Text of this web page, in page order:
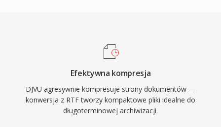
Efektywna kompresja
DJVU agresywnie kompresuje strony dokumentów —
konwersja z RTF tworzy kompaktowe pliki idealne do
długoterminowej archiwizacji.